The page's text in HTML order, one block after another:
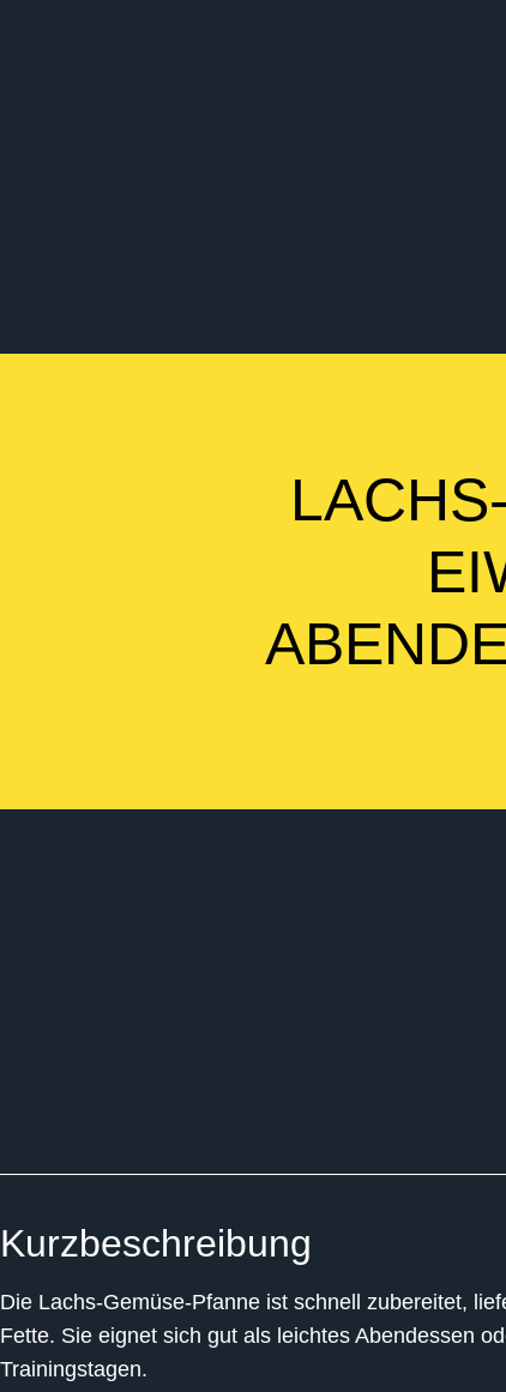
Kurzbeschreibung
Die Lachs-Gemüse-Pfanne ist schnell zubereitet,
Fette. Sie eignet sich gut als leichtes Abendessen
Trainingstagen.